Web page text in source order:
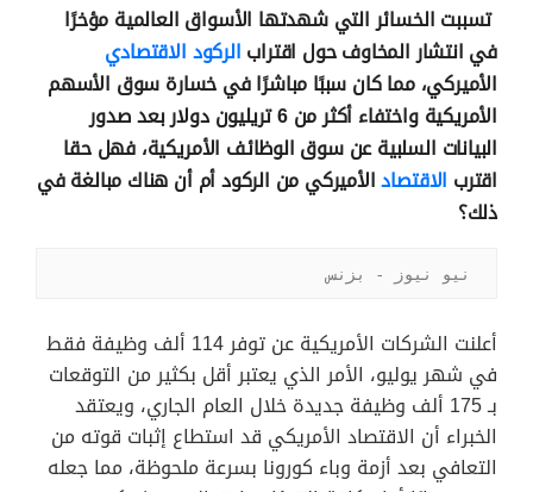
تسببت الخسائر التي شهدتها الأسواق العالمية مؤخرًا
في انتشار المخاوف حول اقترابالركود الاقتصادي
الأميركي، مما كان سببًا مباشرًا في خسارة سوق الأسهم
الأمريكية واختفاء أكثر من 6 تريليون دولار بعد صدور
البيانات السلبية عن سوق الوظائف الأمريكية، فهل حقا
اقترب الاقتصادالأميركي من الركود أم أن هناك مبالغة في
ذلك؟
نيو نيوز - بزنس
أعلنت الشركات الأمريكية عن توفر 114 ألف وظيفة فقط
في شهر يوليو، الأمر الذي يعتبر أقل بكثير من التوقعات
بـ 175 ألف وظيفة جديدة خلال العام الجاري، ويعتقد
الخبراء أن الاقتصاد الأمريكي قد استطاع إثبات قوته من
التعافي بعد أزمة وباء كورونا بسرعة ملحوظة، مما جعله